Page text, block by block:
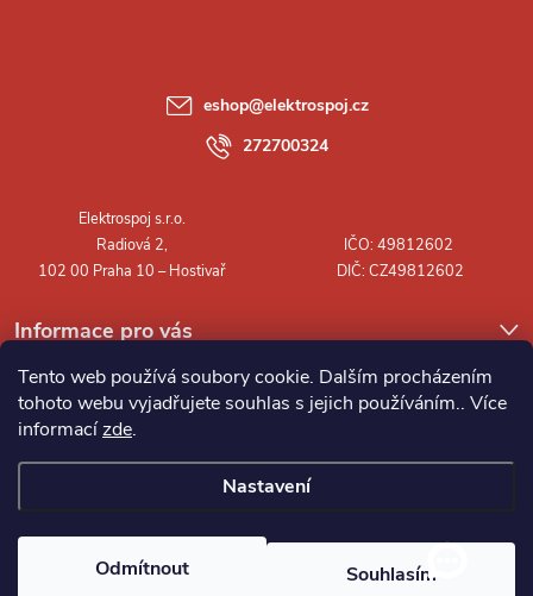
Tento web používá soubory cookie. Dalším procházením
tohoto webu vyjadřujete souhlas s jejich používáním.. Více
informacízde.
Nastavení
Odmítnout Souhlasím
Informace pro vás
eshop@elektrospoj.cz
272700324
Elektrospoj s.r.o.. Všechna práva vyhrazena.